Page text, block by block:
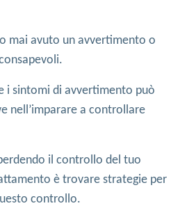
mai avuto un avvertimento o
i sintomi di avvertimento può
nell’imparare a controllare
il controllo del tuo
è trovare strategie per
controllo.